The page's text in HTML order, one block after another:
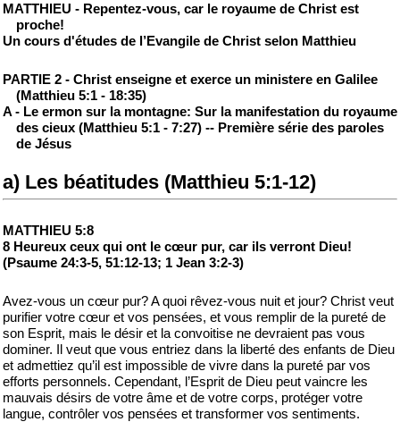
MATTHIEU - Repentez-vous, car le royaume de Christ est
proche!
Un cours d'études de l’Evangile de Christ selon Matthieu
PARTIE 2 - Christ enseigne et exerce un ministere en Galilee
(Matthieu 5:1 - 18:35)
A - Le ermon sur la montagne: Sur la manifestation du royaume
des cieux (Matthieu 5:1 - 7:27) -- Première série des paroles
de Jésus
a) Les béatitudes (Matthieu 5:1-12)
MATTHIEU 5:8
8 Heureux ceux qui ont le cœur pur, car ils verront Dieu!
(Psaume 24:3-5, 51:12-13; 1 Jean 3:2-3)
Avez-vous un cœur pur? A quoi rêvez-vous nuit et jour? Christ veut
purifier votre cœur et vos pensées, et vous remplir de la pureté de
son Esprit, mais le désir et la convoitise ne devraient pas vous
dominer. Il veut que vous entriez dans la liberté des enfants de Dieu
et admettiez qu’il est impossible de vivre dans la pureté par vos
efforts personnels. Cependant, l’Esprit de Dieu peut vaincre les
mauvais désirs de votre âme et de votre corps, protéger votre
langue, contrôler vos pensées et transformer vos sentiments.